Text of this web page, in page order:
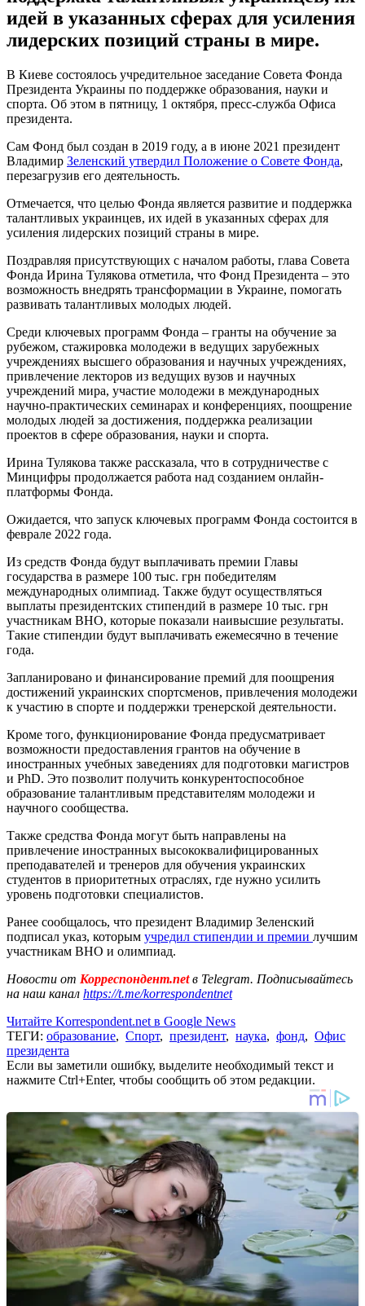
идей в указанных сферах для усиления
лидерских позиций страны в мире.
В Киеве состоялось учредительное заседание Совета Фонда
Президента Украины по поддержке образования, науки и
спорта. Об этом в пятницу, 1 октября, пресс-служба Офиса
президента.
Сам Фонд был создан в 2019 году, а в июне 2021 президент
Владимир Зеленский утвердил Положение о Совете Фонда,
перезагрузив его деятельность.
Отмечается, что целью Фонда является развитие и поддержка
талантливых украинцев, их идей в указанных сферах для
усиления лидерских позиций страны в мире.
Поздравляя присутствующих с началом работы, глава Совета
Фонда Ирина Тулякова отметила, что Фонд Президента – это
возможность внедрять трансформации в Украине, помогать
развивать талантливых молодых людей.
Среди ключевых программ Фонда – гранты на обучение за
рубежом, стажировка молодежи в ведущих зарубежных
учреждениях высшего образования и научных учреждениях,
привлечение лекторов из ведущих вузов и научных
учреждений мира, участие молодежи в международных
научно-практических семинарах и конференциях, поощрение
молодых людей за достижения, поддержка реализации
проектов в сфере образования, науки и спорта.
Ирина Тулякова также рассказала, что в сотрудничестве с
Минцифры продолжается работа над созданием онлайн-
платформы Фонда.
Ожидается, что запуск ключевых программ Фонда состоится в
феврале 2022 года.
Из средств Фонда будут выплачивать премии Главы
государства в размере 100 тыс. грн победителям
международных олимпиад. Также будут осуществляться
выплаты президентских стипендий в размере 10 тыс. грн
участникам ВНО, которые показали наивысшие результаты.
Такие стипендии будут выплачивать ежемесячно в течение
года.
Запланировано и финансирование премий для поощрения
достижений украинских спортсменов, привлечения молодежи
к участию в спорте и поддержки тренерской деятельности.
Кроме того, функционирование Фонда предусматривает
возможности предоставления грантов на обучение в
иностранных учебных заведениях для подготовки магистров
и PhD. Это позволит получить конкурентоспособное
образование талантливым представителям молодежи и
научного сообщества.
Также средства Фонда могут быть направлены на
привлечение иностранных высококвалифицированных
преподавателей и тренеров для обучения украинских
студентов в приоритетных отраслях, где нужно усилить
уровень подготовки специалистов.
Ранее сообщалось, что президент Владимир Зеленский
подписал указ, которым учредил стипендии и премии лучшим
участникам ВНО и олимпиад.
Новости от Корреспондент.netв Telegram. Подписывайтесь
на наш канал https://t.me/korrespondentnet
Читайте Korrespondent.net в Google News
ТЕГИ: образование, Спорт, президент, наука, фонд, Офис
президента
Если вы заметили ошибку, выделите необходимый текст и
нажмите Ctrl+Enter, чтобы сообщить об этом редакции.